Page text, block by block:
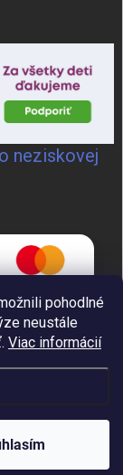
pohodlné
neustále
Viac informácií
neziskovej
vyhradené.